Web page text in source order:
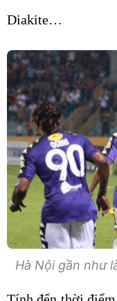
Diakite…
Hà Nội gần như